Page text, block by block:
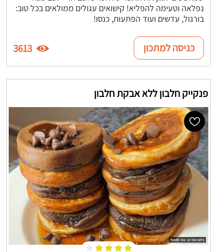
נפלאה וטעימה להפליא! קישואים עגולים ממולאים בכל טוב:
בורגול, עדשים ועוד הפתעות, כנסו!
כניסה למתכון 3613
פנקייק חלבון ללא אבקת חלבון